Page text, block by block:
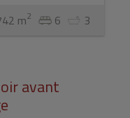
m2 6 3
avant